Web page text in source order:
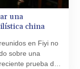
una
china
en Fiyi no
sobre una
prueba de